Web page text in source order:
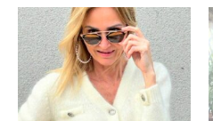
El
precio
original
era:
190,00€.
El
precio
actual
es:
70,00€.